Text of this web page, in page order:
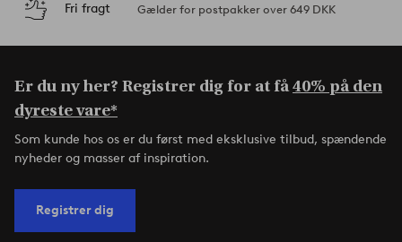
Fri fragt Gælder for postpakker over 649 DKK
Er du ny her? Registrer dig for at få40% på den
dyreste vare*
Som kunde hos os er du først med eksklusive tilbud, spændende
nyheder og masser af inspiration.
Registrer dig